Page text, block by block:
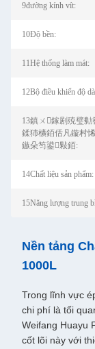
9đường kính vít:
10Độ bền:
11Hệ thống làm mát:
12Bộ điều khiển độ
13鎮ㄨ鎵剧殑璧勬
鍒犻櫎銆佸凡鏇村
鏃朵笉鍙敤銆:
14Chất liệu sản phẩm:
15Năng lượng trung
Nền tảng
1000L
Trong lĩnh vực
chi phí là tối
Weifang Huayu
cốt lõi này với